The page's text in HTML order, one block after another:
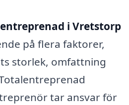
i Vretstorp
på flera faktorer,
storlek, omfattning
tar ansvar för